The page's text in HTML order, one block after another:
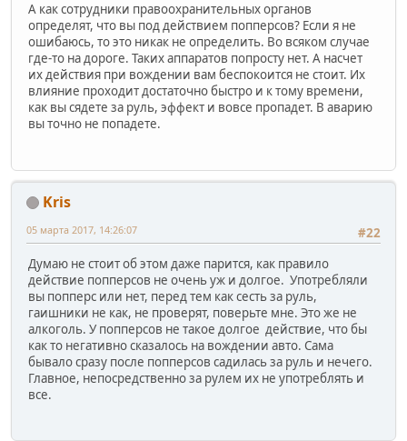
А как сотрудники правоохранительных органов
определят, что вы под действием попперсов? Если я не
ошибаюсь, то это никак не определить. Во всяком случае
где-то на дороге. Таких аппаратов попросту нет. А насчет
их действия при вождении вам беспокоится не стоит. Их
влияние проходит достаточно быстро и к тому времени,
как вы сядете за руль, эффект и вовсе пропадет. В аварию
вы точно не попадете.
Kris
#22
05 марта 2017, 14:26:07
Думаю не стоит об этом даже парится, как правило
действие попперсов не очень уж и долгое. Употребляли
вы попперс или нет, перед тем как сесть за руль,
гаишники не как, не проверят, поверьте мне. Это же не
алкоголь. У попперсов не такое долгое действие, что бы
как то негативно сказалось на вождении авто. Сама
бывало сразу после попперсов садилась за руль и нечего.
Главное, непосредственно за рулем их не употреблять и
все.